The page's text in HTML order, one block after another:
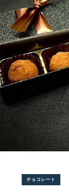
チョコレート